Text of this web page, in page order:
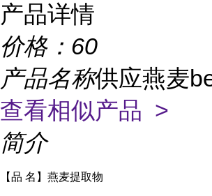
产品详情
价格： 60
产品名称供应燕麦
查看相似产品 >
简介
【品 名】燕麦提取物